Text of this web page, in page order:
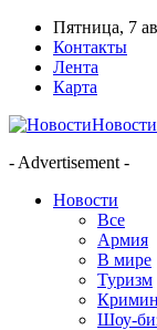
Пятница, 7
Контакты
Лента
Карта
- Advertisement -
Новости
Все
Армия
В мире
Туризм
Шоу-